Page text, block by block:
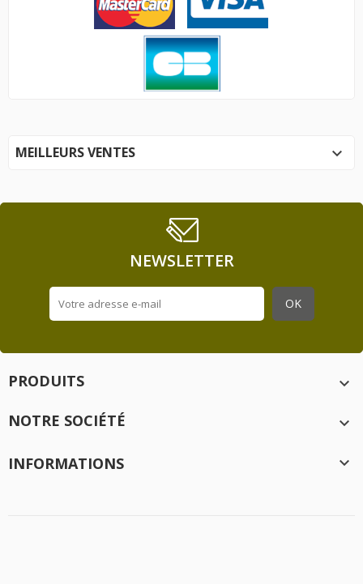
MEILLEURS VENTES 
NEWSLETTER
PRODUITS

NOTRE SOCIÉTÉ

INFORMATIONS 